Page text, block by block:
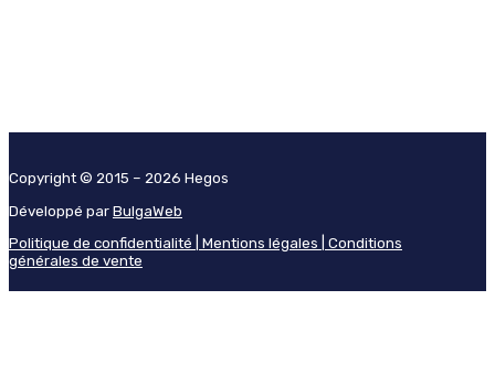
Copyright © 2015 – 2026 Hegos
Développé parBulgaWeb
Politique de confidentialité | Mentions légales | Conditions
générales de vente